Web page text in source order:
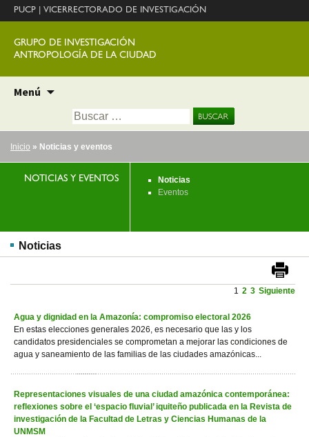
PUCP VICERRECTORADO DE INVESTIGACIÓN
GRUPO DE INVESTIGACIÓN
ANTROPOLOGÍA DE LA CIUDAD
Menú
contenido
Buscar:
Inicio » Noticias y eventos
NOTICIAS Y EVENTOS
Noticias
Eventos
Noticias
1 2 3 Siguiente
Agua y dignidad en la Amazonía: compromiso electoral 2026
En estas elecciones generales 2026, es necesario que las y los
candidatos presidenciales se comprometan a mejorar las condiciones de
agua y saneamiento de las familias de las ciudades amazónicas...
Representaciones visuales de una ciudad amazónica contemporánea:
reflexiones sobre el ‘espacio fluvial’ iquiteño publicada en la Revista de
investigación de la Facultad de Letras y Ciencias Humanas de la
UNMSM